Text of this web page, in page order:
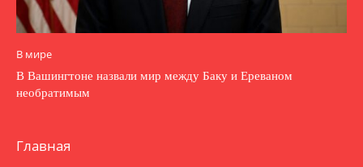
В мире
В Вашингтоне назвали мир между Баку и Ереваном
необратимым
Главная